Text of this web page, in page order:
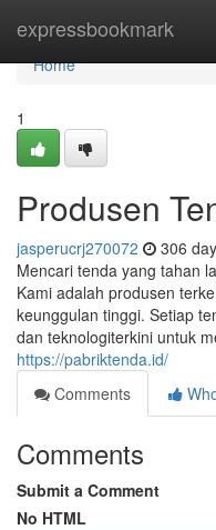
expressbookmark
Home
Home
1
Produsen
jasperucrj270072 306
Mencari tenda yang tahan
Kami adalah produsen
keunggulan tinggi. Setiap
dan teknologiterkini untuk
https://pabriktenda.id/
Comments
Comments
Submit a Comment
No HTML